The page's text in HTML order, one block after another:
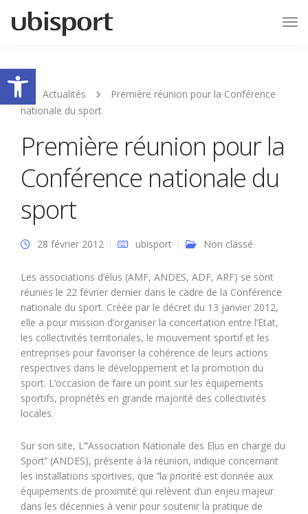
Ouvrir la barre d’outils
Actualités
Première réunion pour la Conférence
nationale du sport
Première réunion pour la
Conférence nationale du
sport
28 février 2012 ubisport Non classé
Les associations d’élus (AMF, ANDES, ADF, ARF) se sont
réunies le 22 février dernier dans le cadre de la Conférence
nationale du sport. Créée par le décret du 13 janvier 2012,
elle a pour mission d’organiser la concertation entre l’Etat,
les collectivités territoriales, le mouvement sportif et les
entreprises pour favoriser la cohérence de leurs actions
respectives dans le développement et la promotion du
sport. L’occasion de faire un point sur les équipements
sportifs, propriétés en grande majorité des collectivités
locales.
Sur son site, L’’’Association Nationale des Elus en charge du
Sport’’ (ANDES), présente à la réunion, indique concernant
les installations sportives, que ‘’la priorité est donnée aux
équipements de proximité qui relèvent d’un enjeu majeur
dans les décennies à venir pour soutenir la pratique de